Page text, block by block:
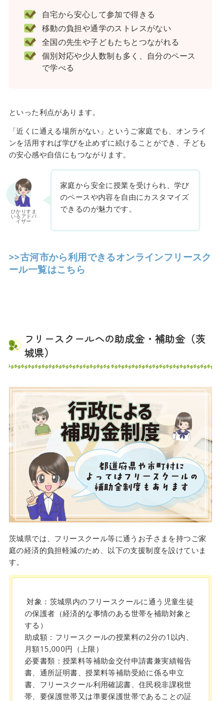
自宅から安心して参加で得きる
移動の負担や通学のストレスがない
全国の先生や子どもたちとつながれる
個別対応や少人数制も多く、自分のペース
で学べる
といった利点があります。
「近くに通える場所がない」というご家庭でも、オンライ
ンを活用すれば学びを止めずに続けることができ、子ども
の安心感や自信にもつながります。
ひかりすま
いるアドバ
イザー
家庭から安全に授業を受けられ、学び
のペースや内容を自由にカスタマイズ
できるのが魅力です。
>>古河市から利用できるオンラインフリースク
ール一覧はこちら
フリースクールへの助成金・補助金（茨
城県）
茨城県では、フリースクール等に通うお子さまを持つご家
庭の経済的負担軽減のため、以下の支援制度を設けていま
す。
対象：茨城県内のフリースクールに通う児童生徒
の保護者（経済的な事情のある世帯を補助対象と
する）
助成額：フリースクールの授業料の2分の1以内、
月額15,000円（上限）
必要書類：授業料等補助金交付申請書兼実績報告
書、通所証明書、授業料等補助受給に係る申立
書、フリースクール利用確認書、住民税非課税世
帯、要保護世帯又は準要保護世帯であることの証